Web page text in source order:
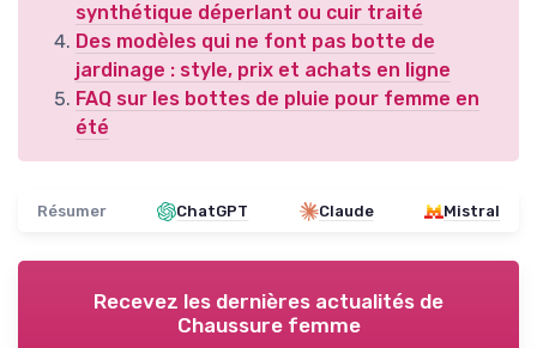
synthétique déperlant ou cuir traité
Des modèles qui ne font pas botte de
jardinage : style, prix et achats en ligne
FAQ sur les bottes de pluie pour femme en
été
Résumer ChatGPT Claude Mistral
Recevez les dernières actualités de
Chaussure femme